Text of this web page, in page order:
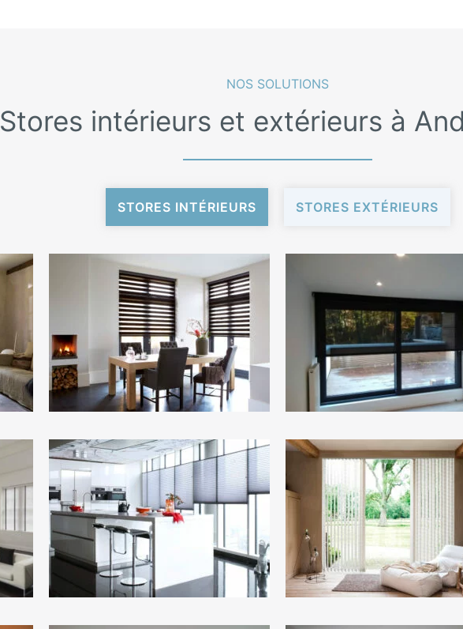
NOS SOLUTIONS
Stores intérieurs et extérieurs à
STORES INTÉRIEURS STORES EXTÉRIEURS